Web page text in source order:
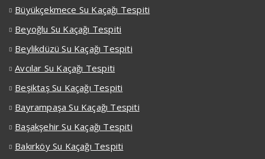
Büyükçekmece Su Kaçağı Tespiti
Beyoğlu Su Kaçağı Tespiti
Beylikdüzü Su Kaçağı Tespiti
Avcılar Su Kaçağı Tespiti
Beşiktaş Su Kaçağı Tespiti
Bayrampaşa Su Kaçağı Tespiti
Başakşehir Su Kaçağı Tespiti
Bakırköy Su Kaçağı Tespiti